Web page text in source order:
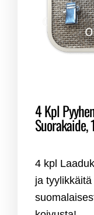
4 Kpl
Suorakaide,
4 kpl
ja